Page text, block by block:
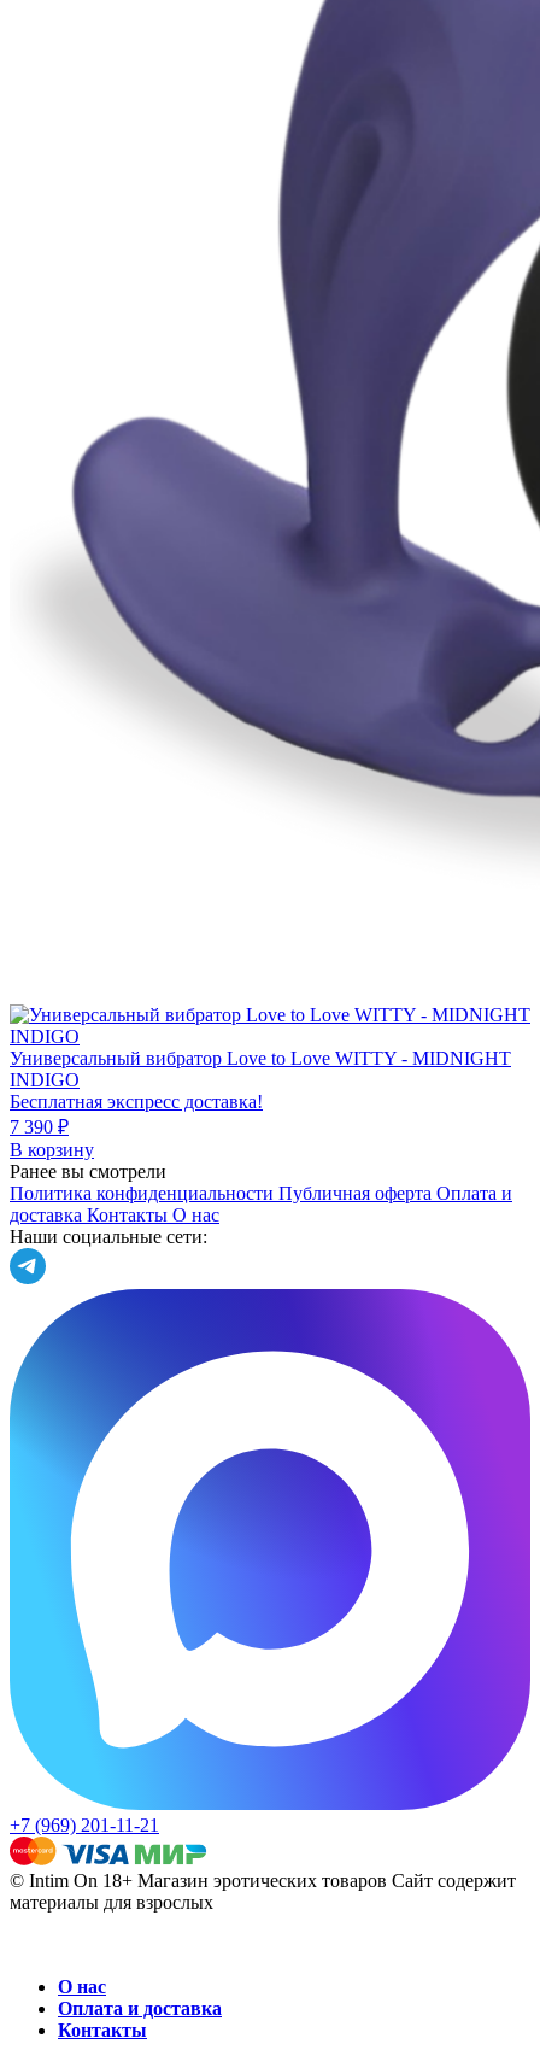
Универсальный вибратор Love to Love WITTY - MIDNIGHT
INDIGO
Бесплатная экспресс доставка!
7 390 ₽
В корзину
Ранее вы смотрели
Политика конфиденциальности Публичная оферта Оплата и
доставка Контакты О нас
Наши социальные сети:
+7 (969) 201-11-21
© Intim On 18+ Магазин эротических товаров Сайт содержит
материалы для взрослых
О нас
Оплата и доставка
Контакты